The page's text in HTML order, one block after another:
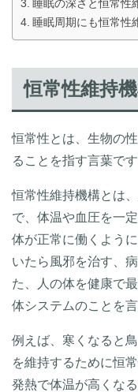
睡眠の深さと恒常性
睡眠周期にも恒常性
恒常性維持
恒常性とは、生物の
ることを指す言葉です
恒常性維持機構とは
で、体温や血圧を一定
体が正常に働くよう
いたら風邪を治す、
た、人の体を健康で
体システムのことを言
例えば、寒くなると
を維持するために恒
発熱で体温が高くな